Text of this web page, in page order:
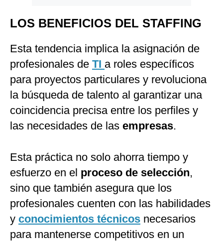
LOS BENEFICIOS DEL STAFFING
Esta tendencia implica la asignación de
profesionales de TI a roles específicos
para proyectos particulares y revoluciona
la búsqueda de talento al garantizar una
coincidencia precisa entre los perfiles y
las necesidades de las empresas.
Esta práctica no solo ahorra tiempo y
esfuerzo en el proceso de selección,
sino que también asegura que los
profesionales cuenten con las habilidades
y conocimientos técnicos necesarios
para mantenerse competitivos en un